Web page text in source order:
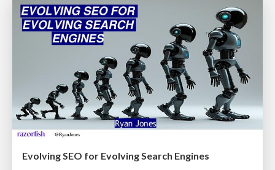
Evolving SEO for Evolving Search Engines